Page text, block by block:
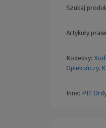
Szukaj
Artykuły
Kodeksy:
Opiekuńczy,
Inne: PIT